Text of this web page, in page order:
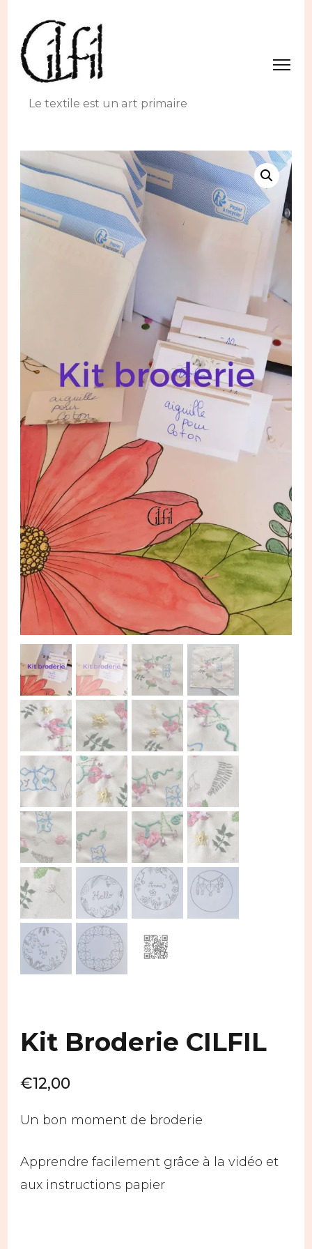
Le textile est un art primaire
Kit Broderie CILFIL
€12,00
Un bon moment de broderie
Apprendre facilement grâce à la vidéo et
aux instructions papier